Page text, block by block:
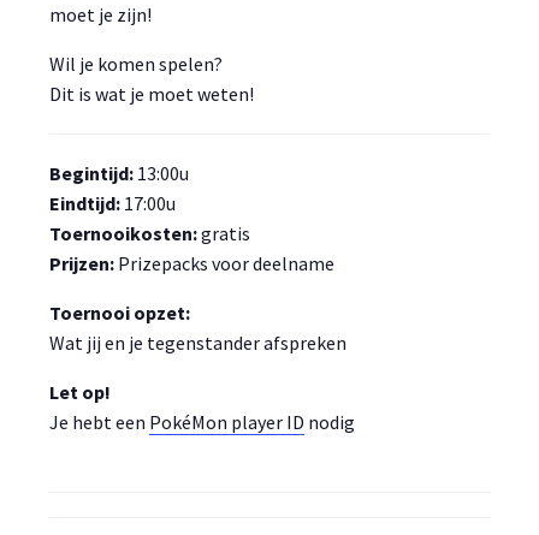
moet je zijn!
Wil je komen spelen?
Dit is wat je moet weten!
Begintijd: 13:00u
Eindtijd: 17:00u
Toernooikosten:gratis
Prijzen: Prizepacks voor deelname
Toernooi opzet:
Wat jij en je tegenstander afspreken
Let op!
Je hebt een PokéMon player ID nodig